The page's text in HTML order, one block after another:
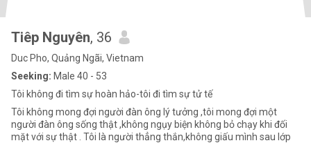
Tiêp Nguyên, 36
Duc Pho, Quảng Ngãi, Vietnam
Seeking: Male 40 - 53
Tôi không đi tìm sự hoàn hảo-tôi đi tìm sự tử tế
Tôi không mong đợi người đàn ông lý tưởng ,tôi mong đợi một
người đàn ông sống thật ,không ngụy biện không bỏ chạy khi đối
mặt với sự thật . Tôi là người thẳng thắn,không giấu mình sau lớp